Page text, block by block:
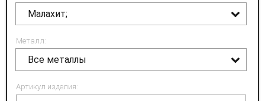
Малахит;
Металл:
Все металлы
Артикул изделия: